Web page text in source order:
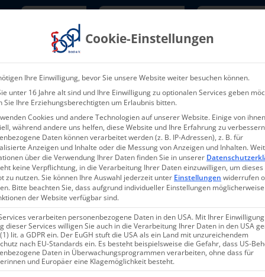
Über uns Aktuelles & Presse
2025 –
Hoffnung auf eine
Cookie-Einstellungen
Ihre Einwilligung, bevor Sie unsere Website weiter besuchen können.
unter 16 Jahre alt sind und Ihre Einwilligung zu optionalen Services geben
Sie Ihre Erziehungsberechtigten um Erlaubnis bitten.
Cookies und andere Technologien auf unserer Website. Einige von
während andere uns helfen, diese Website und Ihre Erfahrung zu
Daten können verarbeitet werden (z. B. IP-Adressen), z. B. für
Anzeigen und Inhalte oder die Messung von Anzeigen und Inhalten.
über die Verwendung Ihrer Daten finden Sie in unserer
keine Verpflichtung, in die Verarbeitung Ihrer Daten einzuwilligen, um dieses
zu nutzen.Sie können Ihre Auswahl jederzeit unter Einstellungen widerrufen
Bitte beachten Sie, dass aufgrund individueller Einstellungen
der Website verfügbar sind.
verarbeiten personenbezogene Daten in den USA. Mit Ihrer
dieser Services willigen Sie auch in die Verarbeitung Ihrer Daten in den USA
lit. a GDPR ein. Der EuGH stuft die USA als ein Land mit unzureichendem
nach EU-Standards ein. Es besteht beispielsweise die Gefahr, dass US-
Daten in Überwachungsprogrammen verarbeiten, ohne dass für
und Europäer eine Klagemöglichkeit besteht.